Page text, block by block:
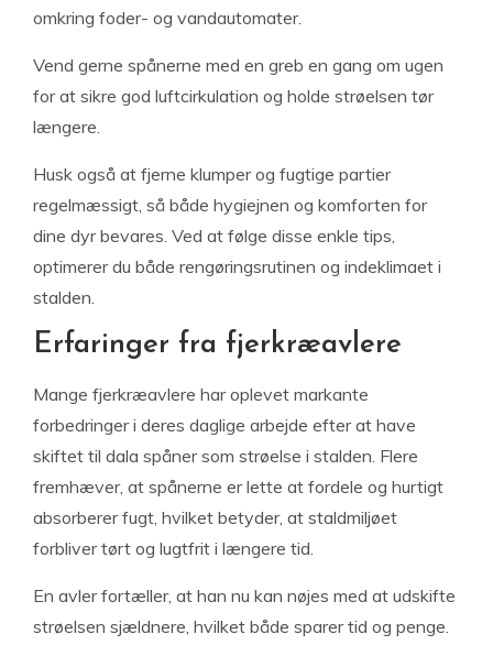
omkring foder- og vandautomater.
Vend gerne spånerne med en greb en gang om ugen
for at sikre god luftcirkulation og holde strøelsen tør
længere.
Husk også at fjerne klumper og fugtige partier
regelmæssigt, så både hygiejnen og komforten for
dine dyr bevares. Ved at følge disse enkle tips,
optimerer du både rengøringsrutinen og indeklimaet i
stalden.
Erfaringer fra fjerkræavlere
Mange fjerkræavlere har oplevet markante
forbedringer i deres daglige arbejde efter at have
skiftet til dala spåner som strøelse i stalden. Flere
fremhæver, at spånerne er lette at fordele og hurtigt
absorberer fugt, hvilket betyder, at staldmiljøet
forbliver tørt og lugtfrit i længere tid.
En avler fortæller, at han nu kan nøjes med at udskifte
strøelsen sjældnere, hvilket både sparer tid og penge.